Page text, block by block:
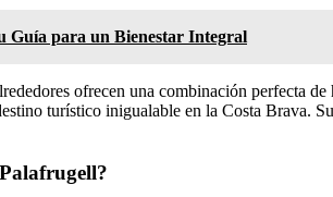
Guía para un Bienestar Integral
ofrecen una combinación perfecta
turístico inigualable en la Costa Brava.